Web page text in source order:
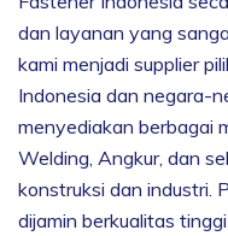
dan layanan yang
kami menjadi supplier
Indonesia dan negara-
menyediakan berbagai
Welding, Angkur, dan
konstruksi dan industri.
dijamin berkualitas